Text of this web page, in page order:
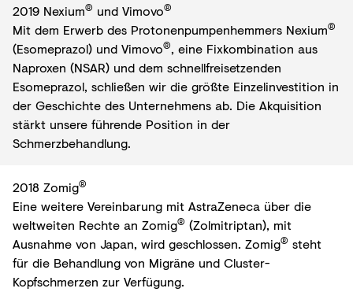
2019 Nexium® und Vimovo®
Mit dem Erwerb des Protonenpumpenhemmers Nexium®
(Esomeprazol) und Vimovo®, eine Fixkombination aus
Naproxen (NSAR) und dem schnellfreisetzenden
Esomeprazol, schließen wir die größte Einzelinvestition in
der Geschichte des Unternehmens ab. Die Akquisition
stärkt unsere führende Position in der
Schmerzbehandlung.
2018 Zomig®
Eine weitere Vereinbarung mit AstraZeneca über die
weltweiten Rechte an Zomig® (Zolmitriptan), mit
Ausnahme von Japan, wird geschlossen. Zomig® steht
für die Behandlung von Migräne und Cluster-
Kopfschmerzen zur Verfügung.